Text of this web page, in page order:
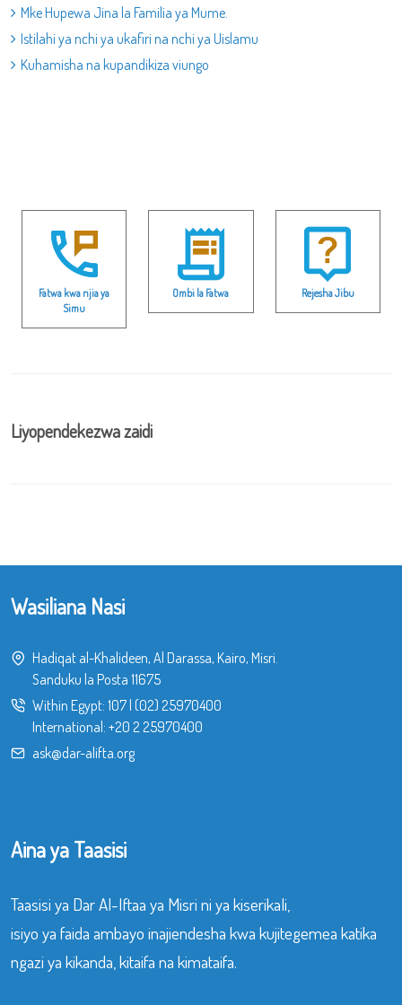
Mke Hupewa Jina la Familia ya Mume.
Istilahi ya nchi ya ukafiri na nchi ya Uislamu
Kuhamisha na kupandikiza viungo
Fatwa kwa njia ya
Simu
Ombi la Fatwa Rejesha Jibu
Liyopendekezwa zaidi
Wasiliana Nasi
Hadiqat al-Khalideen, Al Darassa, Kairo, Misri.
Sanduku la Posta 11675
Within Egypt: 107| (02) 25970400
International: +20 2 25970400
ask@dar-alifta.org
Aina ya Taasisi
Taasisi ya Dar Al-Iftaa ya Misri ni ya kiserikali,
isiyo ya faida ambayo inajiendesha kwa kujitegemea katika
ngazi ya kikanda, kitaifa na kimataifa.